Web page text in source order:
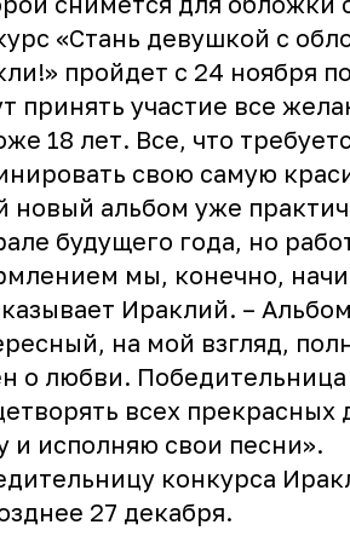
«Стань девушкой с
пройдет с 24 ноября
принять участие все
18 лет. Все, что
свою самую
новый альбом уже
будущего года, но
мы, конечно,
Ираклий. –
на мой взгляд,
о любви. Победительница
всех прекрасных
и исполняю свои песни».
конкурса
27 декабря.